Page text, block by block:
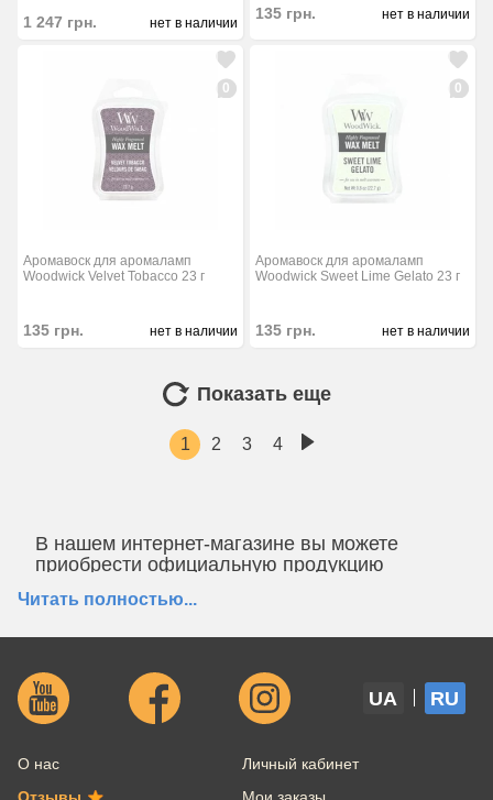
1 247 грн. нет в наличии
135 грн. нет в наличии
0
Аромавоск для аромаламп
Woodwick Velvet Tobacco 23 г
135 грн. нет в наличии
0
Аромавоск для аромаламп
Woodwick Sweet Lime Gelato 23 г
135 грн. нет в наличии
Показать еще
1 2 3 4
В нашем интернет-магазине вы можете
приобрести официальную продукцию
возможностью предоставления документов;
Официальную гарантиюот производителя;
Выгодную цену - у нас действуют скидки,
производителя Woodwick;
Возможность предзаказа любого товара с
завода производителя;
Читать полностью...
UA RU
О нас
Отзывы
Личный кабинет
Мои заказы